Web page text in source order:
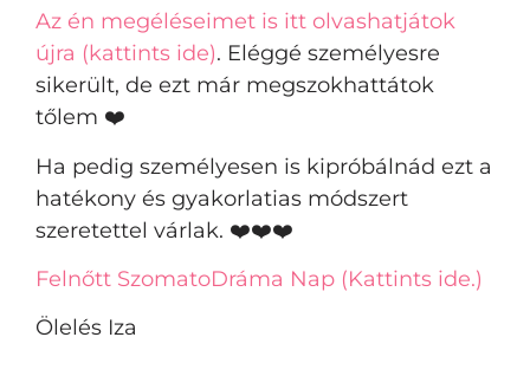
Az én megéléseimet is itt olvashatjátok
újra (kattints ide). Eléggé személyesre
sikerült, de ezt már megszokhattátok
tőlem ❤️
Ha pedig személyesen is kipróbálnád ezt a
hatékony és gyakorlatias módszert
szeretettel várlak. ❤️❤️❤️
Felnőtt SzomatoDráma Nap (Kattints ide.)
Ölelés Iza